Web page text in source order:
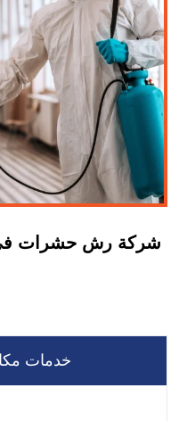
شركة رش حشرات في
خدمات